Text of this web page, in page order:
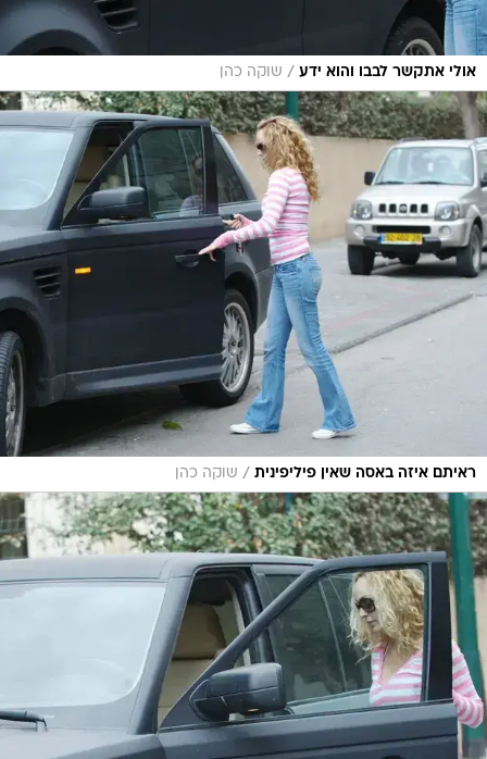
אולי אתקשר לבבו והוא ידע / שוקה כהן
ראיתם איזה באסה שאין פיליפינית / שוקה כהן